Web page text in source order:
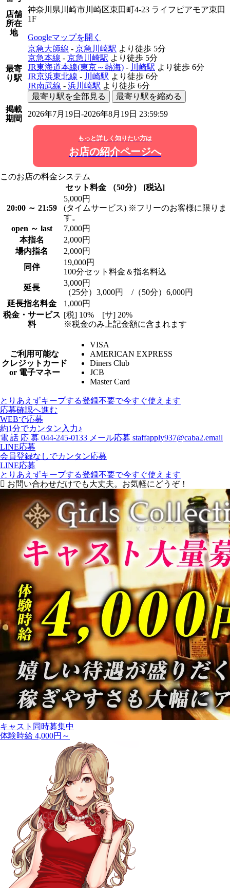
店舗
所在
地
神奈川県川崎市川崎区東田町4-23 ライフピアモア東田
1F
Googleマップを開く
最寄
り駅
京急大師線 - 京急川崎駅 より徒歩 5分
京急本線 - 京急川崎駅 より徒歩 5分
JR東海道本線(東京～熱海) - 川崎駅 より徒歩 6分
JR京浜東北線 - 川崎駅 より徒歩 6分
JR南武線 - 浜川崎駅 より徒歩 6分
最寄り駅を全部見る
最寄り駅を縮める
掲載
期間
2026年7月19日-2026年8月19日 23:59:59
もっと詳しく知りたい方は
お店の紹介ページへ
このお店の料金システム
セット料金 （50分） [税込]
20:00 ～ 21:59
5,000円
(タイムサービス) ※フリーのお客様に限りま
す。
open ～ last
7,000円
本指名
2,000円
場内指名
2,000円
同伴
19,000円
100分セット料金＆指名料込
延長
3,000円
（25分）3,000円 /（50分）6,000円
延長指名料金
1,000円
税金・サービス
料
[税] 10% [サ] 20%
※税金のみ上記金額に含まれます
ご利用可能な
クレジットカード
or 電子マネー
VISA
AMERICAN EXPRESS
Diners Club
JCB
Master Card
とりあえずキープする登録不要で今すぐ使えます
応募確認へ進む
WEBで応募
約1分でカンタン入力♪
電 話 応 募 044-245-0133 メール応募 staffapply937@caba2.email
LINE応募
会員登録なしでカンタン応募
LINE応募
とりあえずキープする登録不要で今すぐ使えます
お問い合わせだけでも大丈夫。お気軽にどうぞ！
キャスト同時募集中
体験時給 4,000円～